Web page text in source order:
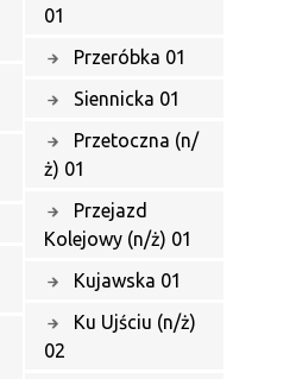
01
Przeróbka 01
Siennicka 01
Przetoczna (n/
ż) 01
Przejazd
Kolejowy (n/ż) 01
Kujawska 01
Ku Ujściu (n/ż)
02